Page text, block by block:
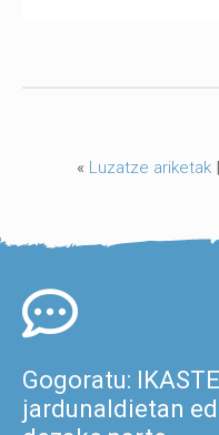
« Luzatze ariketak |
Gogoratu:
jardunaldietan